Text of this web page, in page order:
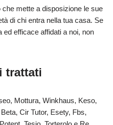
che mette a disposizione le sue
di chi entra nella tua casa. Se
efficace affidati a noi, non
trattati
Mottura, Winkhaus, Keso,
Cir Tutor, Esety, Fbs,